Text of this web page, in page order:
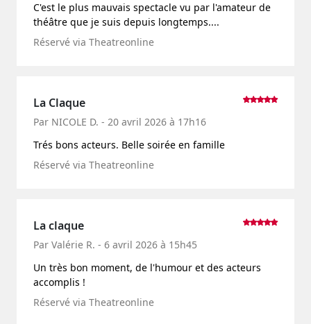
C'est le plus mauvais spectacle vu par l'amateur de
théâtre que je suis depuis longtemps....
Réservé via Theatreonline
La Claque
Par NICOLE D. - 20 avril 2026 à 17h16
Trés bons acteurs. Belle soirée en famille
Réservé via Theatreonline
La claque
Par Valérie R. - 6 avril 2026 à 15h45
Un très bon moment, de l'humour et des acteurs
accomplis !
Réservé via Theatreonline